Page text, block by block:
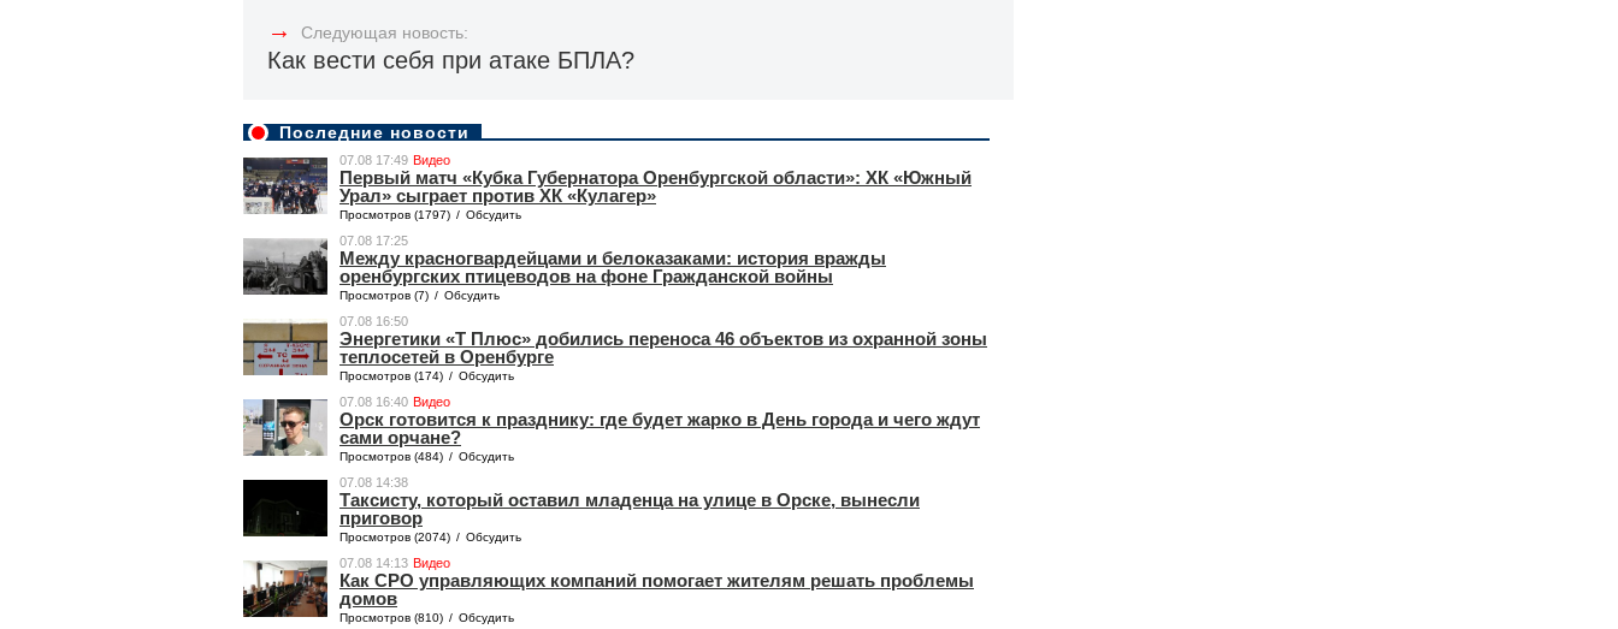
→ Следующая новость:
Как вести себя при атаке БПЛА?
Последние новости
07.08 17:49 Видео
Первый матч «Кубка Губернатора Оренбургской области»: ХК «Южный
Урал» сыграет против ХК «Кулагер»
Просмотров (1797) / Обсудить
07.08 17:25
Между красногвардейцами и белоказаками: история вражды
оренбургских птицеводов на фоне Гражданской войны
Просмотров (7) / Обсудить
07.08 16:50
Энергетики «Т Плюс» добились переноса 46 объектов из охранной зоны
теплосетей в Оренбурге
Просмотров (174) / Обсудить
07.08 16:40 Видео
Орск готовится к празднику: где будет жарко в День города и чего ждут
сами орчане?
Просмотров (484) / Обсудить
07.08 14:38
Таксисту, который оставил младенца на улице в Орске, вынесли
приговор
Просмотров (2074) / Обсудить
07.08 14:13 Видео
Как СРО управляющих компаний помогает жителям решать проблемы
домов
Просмотров (810) / Обсудить